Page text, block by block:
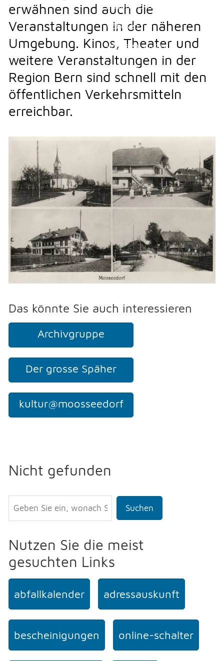
ErlaubenStoppen
Vorlesen
Vorlesen starten
Vorlesen pausieren
THEMEN & VERWALTUNG
UMWELT
FREIZEIT
GEWERBE
NOTFALL
KONTAKT
LOGIN
erwähnen sind auch die
Veranstaltungen in der näheren
Umgebung. Kinos, Theater und
weitere Veranstaltungen in der
Region Bern sind schnell mit den
öffentlichen Verkehrsmitteln
erreichbar.
Das könnte Sie auch interessieren
Archivgruppe
Der grosse Späher
kultur@moosseedorf
Nicht gefunden
Suchen
Nutzen Sie die meist
gesuchten Links
abfallkalender adressauskunft
bescheinigungen online-schalter